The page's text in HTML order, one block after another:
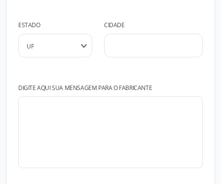
ESTADO CIDADE
DIGITE AQUI SUA MENSAGEM PARA O FABRICANTE